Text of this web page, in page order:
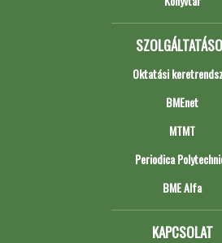
Oktatási
BMEnet
MTMT
Periodica
BME Alfa
KAPCSOLAT